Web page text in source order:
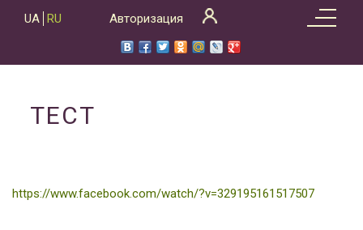
UA RU Авторизация
ТЕСТ
https://www.facebook.com/watch/?v=329195161517507